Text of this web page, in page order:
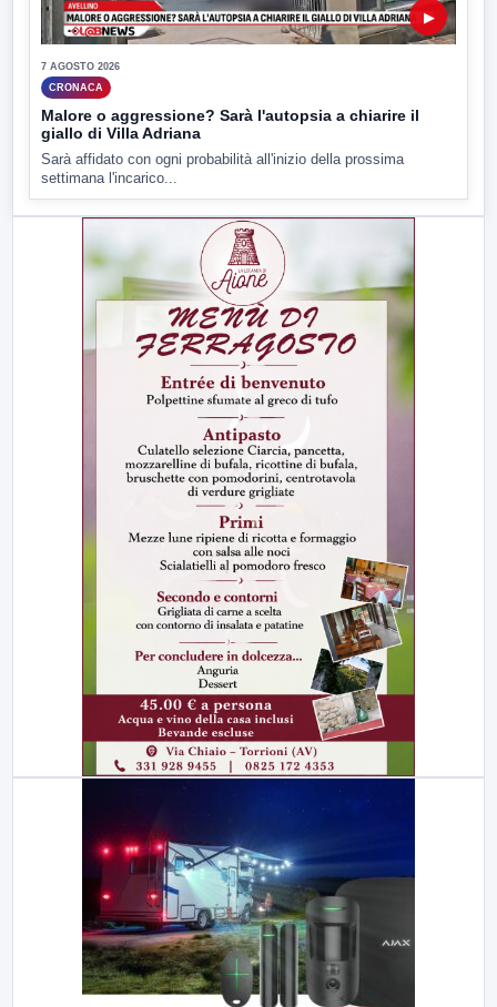
▶
7 AGOSTO 2026
CRONACA
Malore o aggressione? Sarà l'autopsia a chiarire il
giallo di Villa Adriana
Sarà affidato con ogni probabilità all'inizio della prossima
settimana l'incarico...